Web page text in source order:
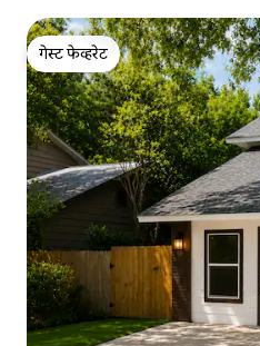
गेस्ट फेव्हरेट
गेस्ट फेव्हरेट